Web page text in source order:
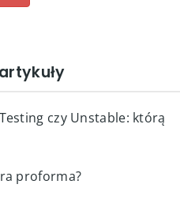
faktura vat w formie papierowej
Nie